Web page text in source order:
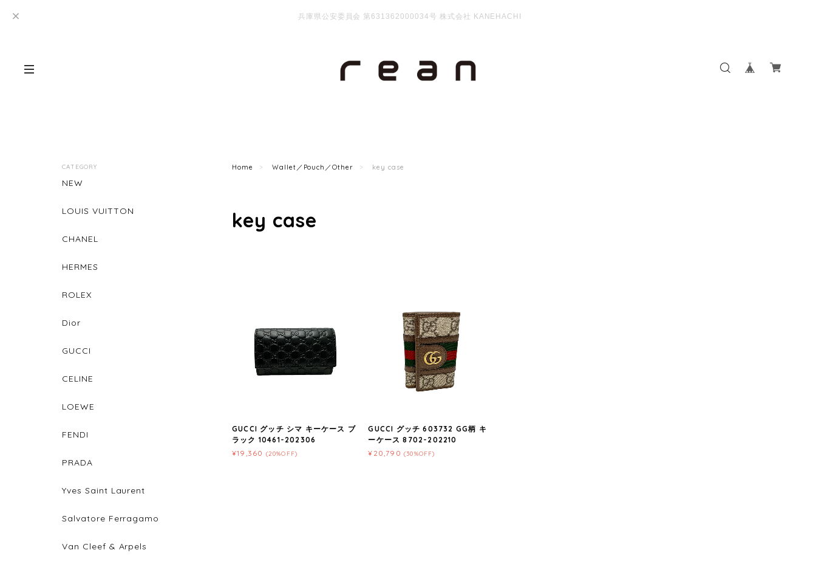
兵庫県公安委員会 第631362000034号 株式会社 KANEHACHI
Home Wallet／Pouch／Other key case
key case
GUCCI グッチ シマ キーケース ブ
ラック 10461-202306
¥19,360 (20%OFF)
GUCCI グッチ 603732 GG柄 キ
ーケース 8702-202210
¥20,790 (30%OFF)
CATEGORY
NEW
LOUIS VUITTON
CHANEL
HERMES
ROLEX
Dior
GUCCI
CELINE
LOEWE
FENDI
PRADA
Yves Saint Laurent
Salvatore Ferragamo
Van Cleef & Arpels